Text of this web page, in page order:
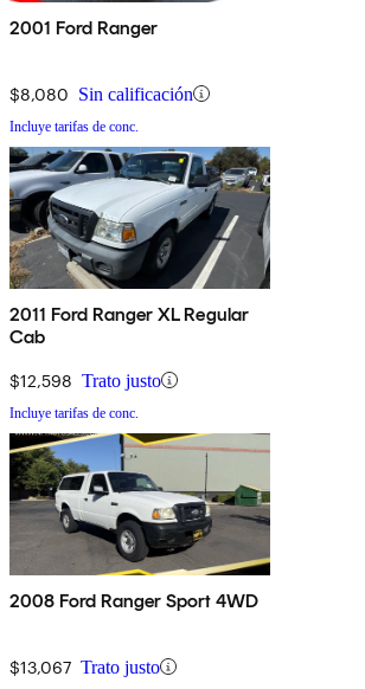
2001 Ford Ranger
$8,080 Sin calificación
Incluye tarifas de conc.
2011 Ford Ranger XL Regular
Cab
$12,598 Trato justo
Incluye tarifas de conc.
2008 Ford Ranger Sport 4WD
$13,067 Trato justo